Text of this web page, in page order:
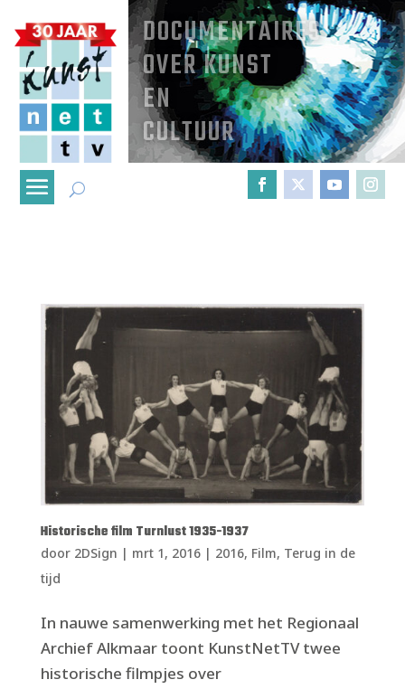
DOCUMENTAIRES
OVER KUNST
EN
CULTUUR
Historische film Turnlust 1935-1937
door 2DSign | mrt 1, 2016| 2016, Film, Terug in de
tijd
In nauwe samenwerking met het Regionaal
Archief Alkmaar toont KunstNetTV twee
historische filmpjes over